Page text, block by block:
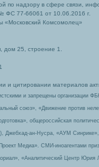
по надзору в сфере связи,
ФС 77-66061 от 10.06.2016 г.
«Московский Комсомолец»
дом 25, строение 1.
и цитировании материалов
и запрещены организации
союз», «Движение против
общероссийская
Джебхад-ан-Нусра, «АУМ
Медиа». СМИ-иноагентами
«Аналитический Центр